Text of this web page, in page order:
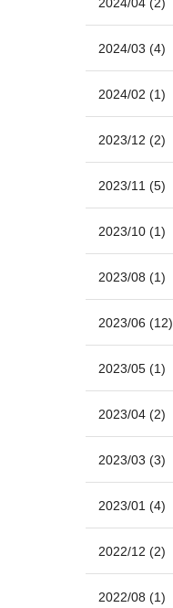
2024/03 (4)
2024/02 (1)
2023/12 (2)
2023/11 (5)
2023/10 (1)
2023/08 (1)
2023/06 (12)
2023/05 (1)
2023/04 (2)
2023/03 (3)
2023/01 (4)
2022/12 (2)
2022/08 (1)